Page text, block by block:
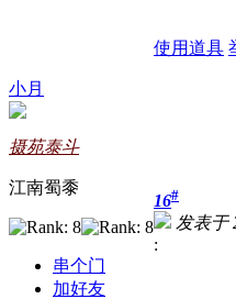
使用道具
小月
摄苑泰斗
江南蜀黍
串个门
加好友
16#
发表于
: